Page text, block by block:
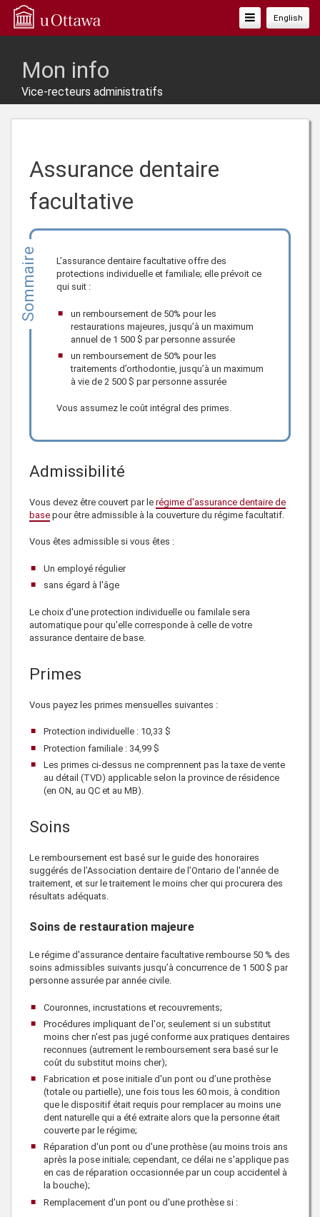
English
Basculer
La
Mon info
Vice-recteurs administratifs
Assurance dentaire
facultative
Sommaire
L’assurance dentaire facultative offre des
protections individuelle et familiale; elle prévoit ce
qui suit :
un remboursement de 50% pour les
restaurations majeures, jusqu’à un maximum
annuel de 1 500 $ par personne assurée
un remboursement de 50% pour les
traitements d’orthodontie, jusqu’à un maximum
à vie de 2 500 $ par personne assurée
Vous assumez le coût intégral des primes.
Admissibilité
Vous devez être couvert par le régime d'assurance dentaire de
base pour être admissible à la couverture du régime facultatif.
Vous êtes admissible si vous êtes :
Un employé régulier
sans égard à l'âge
Le choix d'une protection individuelle ou familale sera
automatique pour qu'elle corresponde à celle de votre
assurance dentaire de base.
Primes
Vous payez les primes mensuelles suivantes :
Protection individuelle : 10,33 $
Protection familiale : 34,99 $
Les primes ci-dessus ne comprennent pas la taxe de vente
au détail (TVD) applicable selon la province de résidence
(en ON, au QC et au MB).
Soins
Le remboursement est basé sur le guide des honoraires
suggérés de l’Association dentaire de l’Ontario de l'année de
traitement, et sur le traitement le moins cher qui procurera des
résultats adéquats.
Soins de restauration majeure
Le régime d'assurance dentaire facultative rembourse 50 % des
soins admissibles suivants jusqu’à concurrence de 1 500 $ par
personne assurée par année civile.
Couronnes, incrustations et recouvrements;
Procédures impliquant de l'or, seulement si un substitut
moins cher n'est pas jugé conforme aux pratiques dentaires
reconnues (autrement le remboursement sera basé sur le
coût du substitut moins cher);
Fabrication et pose initiale d'un pont ou d’une prothèse
(totale ou partielle), une fois tous les 60 mois, à condition
que le dispositif était requis pour remplacer au moins une
dent naturelle qui a été extraite alors que la personne était
couverte par le régime;
Réparation d'un pont ou d'une prothèse (au moins trois ans
après la pose initiale; cependant, ce délai ne s'applique pas
en cas de réparation occasionnée par un coup accidentel à
la bouche);
Remplacement d'un pont ou d'une prothèse si :